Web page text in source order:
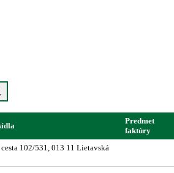
Predmet
faktúry
102/531, 013 11 Lietavská